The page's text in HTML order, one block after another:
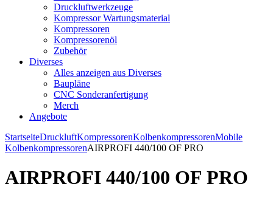
Druckluftwerkzeuge
Kompressor Wartungsmaterial
Kompressoren
Kompressorenöl
Zubehör
Diverses
Alles anzeigen aus Diverses
Baupläne
CNC Sonderanfertigung
Merch
Angebote
StartseiteDruckluftKompressorenKolbenkompressorenMobile
KolbenkompressorenAIRPROFI 440/100 OF PRO
AIRPROFI 440/100 OF PRO